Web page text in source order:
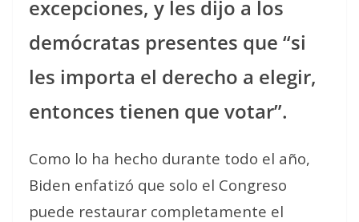
excepciones, y les dijo a los
demócratas presentes que “si
les importa el derecho a elegir,
entonces tienen que votar”.
Como lo ha hecho durante todo el año,
Biden enfatizó que solo el Congreso
puede restaurar completamente el